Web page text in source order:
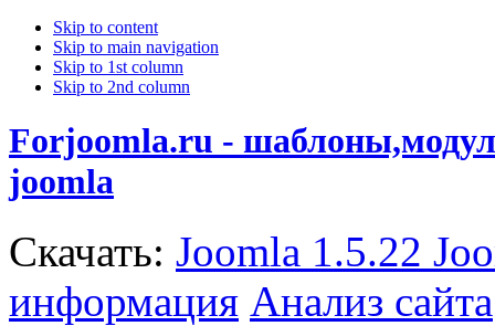
Skip to content
Skip to main navigation
Skip to 1st column
Skip to 2nd column
Forjoomla.ru -
joomla
Скачать: Joomla 1.5.22
информация Анализ сайта